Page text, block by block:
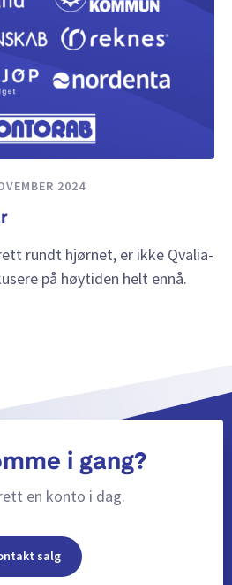
2024
rundt hjørnet, er ikke Qvalia-
på høytiden helt ennå.
i gang?
en konto i dag.
salg